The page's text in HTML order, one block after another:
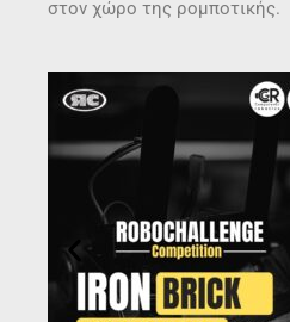
στον χώρο της ρομποτικής.